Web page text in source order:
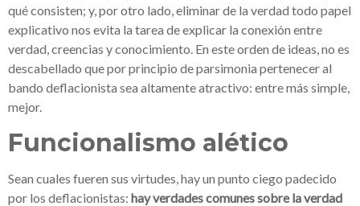
qué consisten; y, por otro lado, eliminar de la verdad todo papel
explicativo nos evita la tarea de explicar la conexión entre
verdad, creencias y conocimiento. En este orden de ideas, no es
descabellado que por principio de parsimonia pertenecer al
bando deflacionista sea altamente atractivo: entre más simple,
mejor.
Funcionalismo alético
Sean cuales fueren sus virtudes, hay un punto ciego padecido
por los deflacionistas: hay verdades comunes sobre la verdad